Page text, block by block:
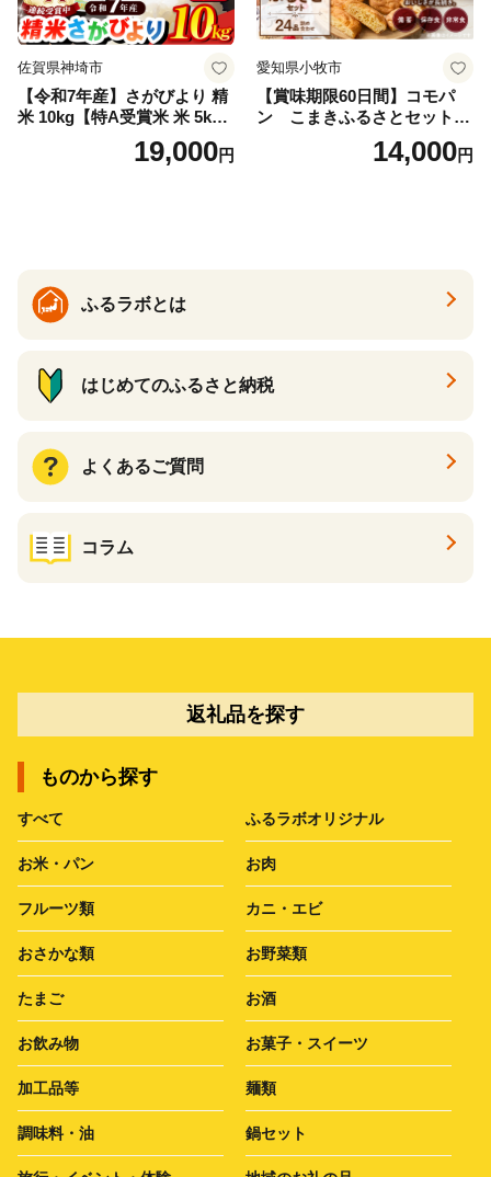
佐賀県神埼市
【令和7年産】さがびより 精
米 10kg【特A受賞米 米 5kg×
2袋 お米 コメ こめ 国産 美味
しい ブランド米 人気 ランキ
19,000円
愛知県小牧市
【賞味期限60日間】コモパ
ン こまきふるさとセット
（24個入り）／災害用備蓄
保存食 非常食 防災グッズに
14,000円
ふるラボとは
はじめてのふるさと納税
よくあるご質問
コラム
返礼品を探す
ものから探す
すべて ふるラボオリジナル
お米・パン お肉
フルーツ類 カニ・エビ
おさかな類 お野菜類
たまご お酒
お飲み物 お菓子・スイーツ
加工品等 麺類
調味料・油 鍋セット